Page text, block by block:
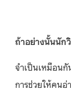
ถ้าอย่างนั้นนัก
จำเป็นเหมือน
การช่วยให้คนอ่